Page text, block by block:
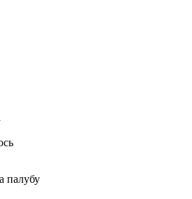
палубу